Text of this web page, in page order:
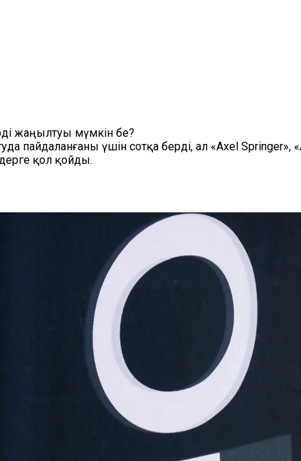
жаңылтуы мүмкін бе?
пайдаланғаны үшін сотқа берді, ал «Axel
қол қойды.